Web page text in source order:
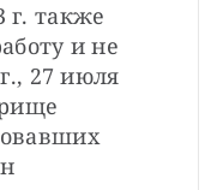
г. также
и не
27 июля